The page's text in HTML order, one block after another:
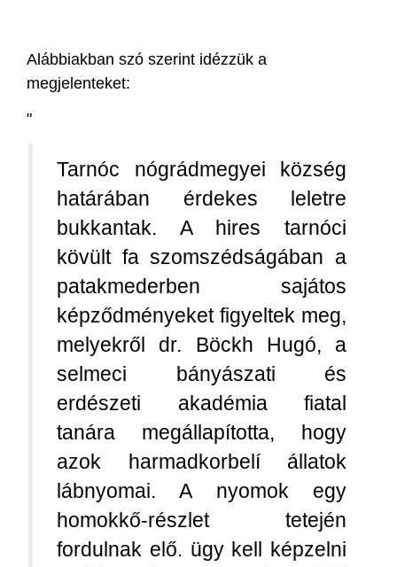
Alábbiakban szó szerint idézzük a
megjelenteket:
"
Tarnóc nógrádmegyei község
határában érdekes leletre
bukkantak. A hires tarnóci
kövült fa szomszédságában a
patakmederben sajátos
képződményeket figyeltek meg,
melyekről dr. Böckh Hugó, a
selmeci bányászati és
erdészeti akadémia fiatal
tanára megállapította, hogy
azok harmadkorbelí állatok
lábnyomai. A nyomok egy
homokkő-részlet tetején
fordulnak elő. ügy kell képzelni